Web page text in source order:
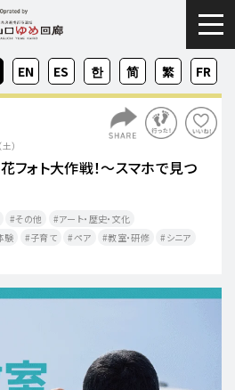
ZH-
CN
ZH-
TW
EN FR
KO
ES
）
フォト大作戦！～スマホで見つ
その他
アート・歴史・文化
験 子育て ペア 教室・研修 シニア